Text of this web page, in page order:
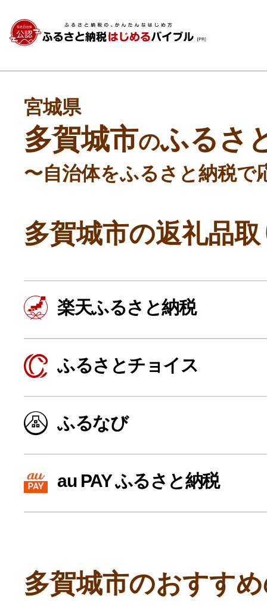
よく見られている返礼品
ふるさと納税徹底比較
給与所得者版
宮城県
多賀城市のふるさ
〜自治体をふるさと納税で
多賀城市の返礼品
楽天ふるさと納税
ふるさとチョイス
ふるなび
au PAY ふるさと納税
多賀城市のおすす